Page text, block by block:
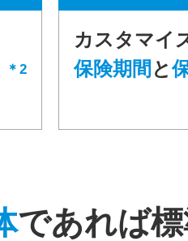
＊2
カスタマイ
保険期間 と
であれば